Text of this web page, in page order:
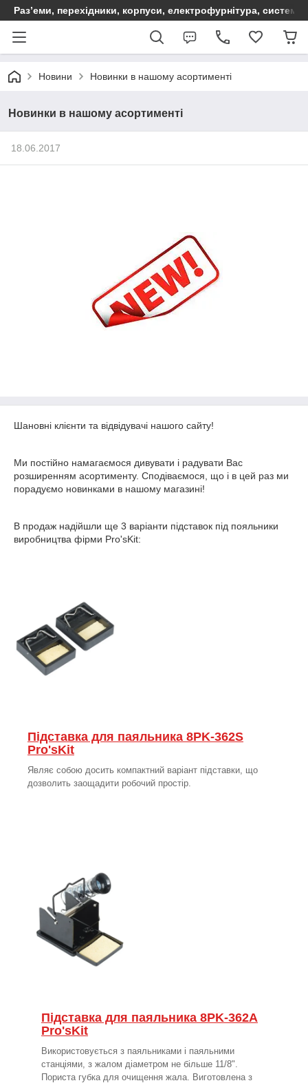
Раз’еми, перехідники, корпуси, електрофурнітура,
Новини Новинки в нашому асортименті
Новинки в нашому асортименті
18.06.2017
Шановні клієнти та відвідувачі нашого сайту!
Ми постійно намагаємося дивувати і радувати Вас
розширенням асортименту. Сподіваємося, що і в цей раз ми
порадуємо новинками в нашому магазині!
В продаж надійшли ще 3 варіанти підставок під пояльники
виробництва фірми Pro'sKit:
Підставка для паяльника 8PK-362S
Pro'sKit
Являє собою досить компактний варіант підставки, що
дозволить заощадити робочий простір.
Підставка для паяльника 8PK-362A
Pro'sKit
Використовується з паяльниками і паяльними
станціями, з жалом діаметром не більше 11/8".
Пориста губка для очищення жала. Виготовлена з